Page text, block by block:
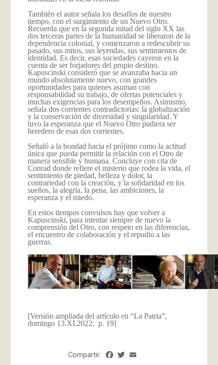
También el autor señala los desafíos de nuestro
tiempo, con el surgimiento de un Nuevo Otro.
Recuerda que en la segunda mitad del siglo XX las
dos terceras partes de la humanidad se liberaron de la
dependencia colonial, y comenzaron a redescubrir su
pasado, sus mitos, sus leyendas, sus sentimientos de
identidad. Es decir, esas sociedades cayeron en la
cuenta de ser forjadores del propio destino.
Kapuscinski consideró que se avanzaba hacia un
mundo absolutamente nuevo, con grandes
oportunidades para quienes asuman con
responsabilidad su trabajo, de ofertas potenciales y
muchas exigencias para los desempeños. Asimismo,
señala dos corrientes contradictorias: la globalización
y la conservación de diversidad y singularidad. Y
tuvo la esperanza que el Nuevo Otro pudiera ser
heredero de esas dos corrientes.
Señaló a la bondad hacia el prójimo como la actitud
única que pueda permitir la relación con el Otro de
manera sensible y humana. Concluye con cita de
Conrad donde refiere el misterio que rodea la vida, el
sentimiento de piedad, belleza y dolor, la
contrariedad con la creación, y la solidaridad en los
sueños, la alegría, la pena, las ambiciones, la
esperanza y el miedo.
En estos tiempos convulsos hay que volver a
Kapuscinski, para intentar siempre de nuevo la
comprensión del Otro, con respeto en las diferencias,
el encuentro de colaboración y el repudio a las
guerras.
[Versión ampliada del artículo en “La Patria”,
domingo 13.XI.2022; p. 19]
Compartir: Facebook
Twitter